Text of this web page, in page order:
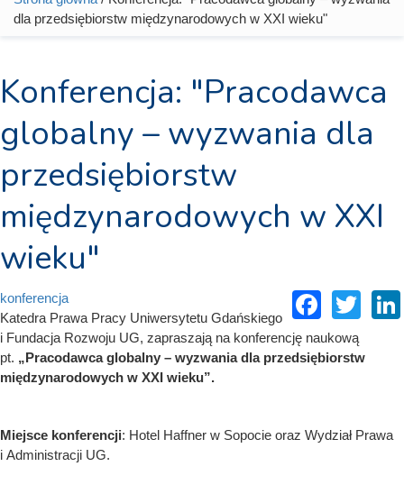
Jesteś tutaj
dla przedsiębiorstw międzynarodowych w XXI wieku"
Konferencja: "Pracodawca
globalny – wyzwania dla
przedsiębiorstw
międzynarodowych w XXI
wieku"
konferencja
Katedra Prawa Pracy Uniwersytetu Gdańskiego
i Fundacja Rozwoju UG, zapraszają na konferencję naukową
pt. „Pracodawca globalny – wyzwania dla przedsiębiorstw
międzynarodowych w XXI wieku”.
Miejsce konferencji: Hotel Haffner w Sopocie oraz Wydział Prawa
i Administracji UG.